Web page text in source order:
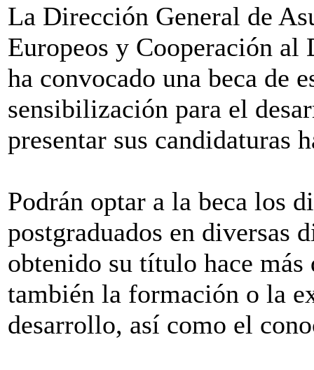
La Dirección General de
Europeos y Cooperación
ha convocado una beca de
sensibilización para el
presentar sus candidaturas
Podrán optar a la beca los
postgraduados en diversas
obtenido su título hace más
también la formación o la
desarrollo, así como el